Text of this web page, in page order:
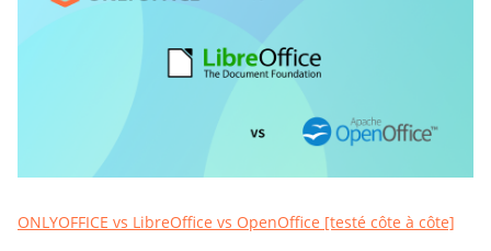
ONLYOFFICE vs LibreOffice vs OpenOffice [testé côte à côte]